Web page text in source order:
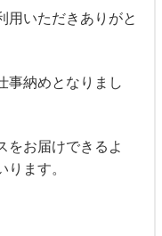
用いただきありがと
事納めとなりまし
をお届けできるよ
ます。